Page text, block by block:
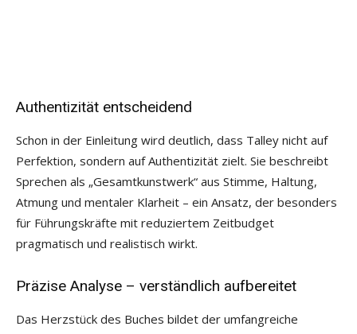
Authentizität entscheidend
Schon in der Einleitung wird deutlich, dass Talley nicht auf
Perfektion, sondern auf Authentizität zielt. Sie beschreibt
Sprechen als „Gesamtkunstwerk“ aus Stimme, Haltung,
Atmung und mentaler Klarheit – ein Ansatz, der besonders
für Führungskräfte mit reduziertem Zeitbudget
pragmatisch und realistisch wirkt.
Präzise Analyse – verständlich aufbereitet
Das Herzstück des Buches bildet der umfangreiche